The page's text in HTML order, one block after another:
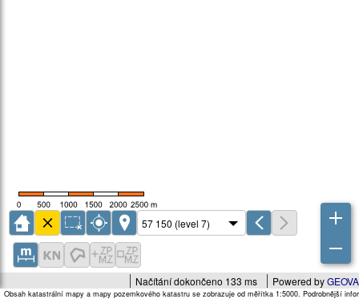
Powered by
Načítání dokončeno 133 ms
Obsah katastrální mapy a mapy pozemkového katastru se zobrazuje od měřítka 1:5000. Podrobnější